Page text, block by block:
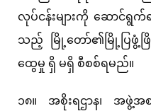
လုပ်ငန်းများကို ဆောင်ရွ
သည့် မြို့တော်၏မြို့ပြဖွံ့ဖ
ထွေမှု ရှိ မရှိ စီစစ်ရမည်။
၁၈။ အစိုးရဌာန၊ အ